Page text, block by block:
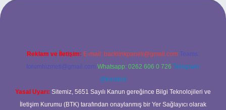
giriş adresi
Reklam ve İletişim: E-mail: backlinkpaneli@gmail.com Teams:
forumhizmeti@gmail.com Whatsapp: 0262 606 0 726 Telegram:
@karabul
Yasal Uyarı: Sitemiz, 5651 Sayılı Kanun gereğince Bilgi Teknolojileri ve
İletişim Kurumu (BTK) tarafından onaylanmış bir Yer Sağlayıcı olarak